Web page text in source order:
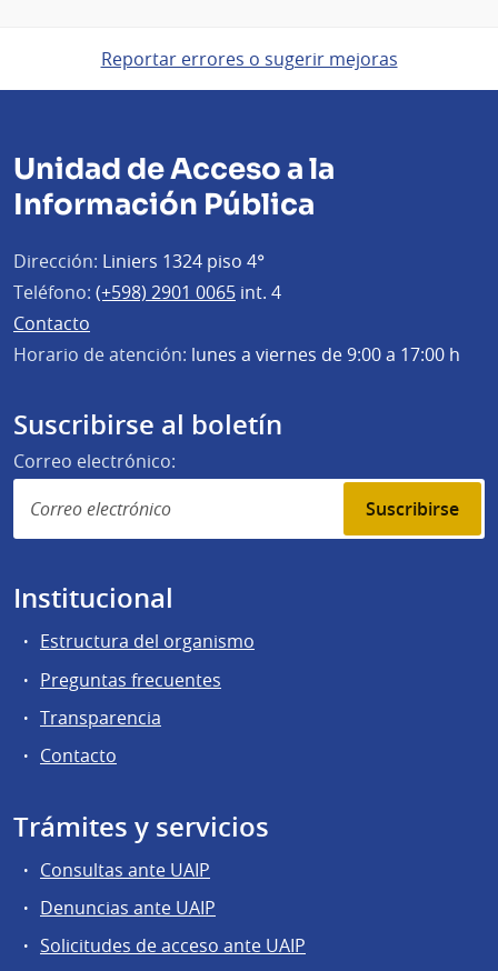
Reportar errores o sugerir mejoras
Unidad de Acceso a la
Información Pública
Dirección: Liniers 1324 piso 4°
Teléfono: (+598) 2901 0065 int. 4
Contacto
Horario de atención: lunes a viernes de 9:00 a 17:00 h
Suscribirse al boletín
Correo electrónico:
Suscribirse
Institucional
Estructura del organismo
Preguntas frecuentes
Transparencia
Contacto
Trámites y servicios
Consultas ante UAIP
Denuncias ante UAIP
Solicitudes de acceso ante UAIP